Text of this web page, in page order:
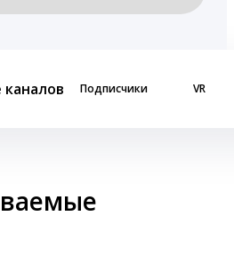
Подписчики VR